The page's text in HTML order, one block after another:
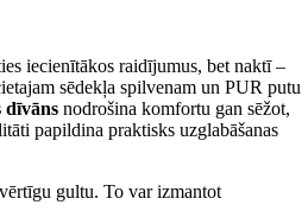
iecienītākos raidījumus, bet naktī –
sēdekļa spilvenam un PUR putu
dīvāns nodrošina komfortu gan sēžot,
papildina praktisks uzglabāšanas
gultu. To var izmantot